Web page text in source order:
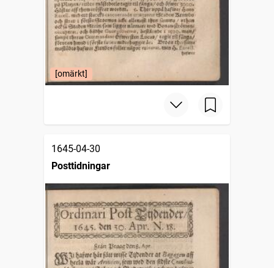
[omärkt]
1645-04-30
Posttidningar